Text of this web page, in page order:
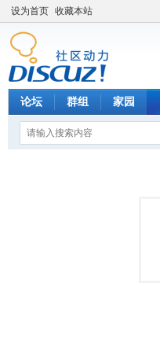
设为首页 收藏本站
论坛 群组 家园